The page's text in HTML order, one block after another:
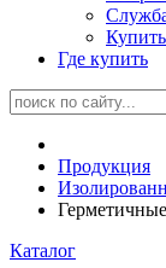
Где купить
Продукция
Каталог